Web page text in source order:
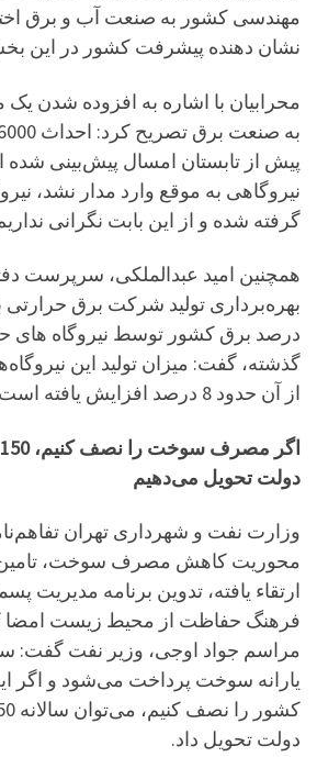
مهندسی کشور به صنعت آب و برق
نشان دهنده پیشرفت کشور در این
محرابیان با اشاره به افزوده شدن
پیش از تابستان امسال پیش‌بینی شده
نیروگاهی به موقع وارد مدار نشد،
گرفته شده و از این بابت نگرانی
همچنین امید عبدالملکی، سرپرست
درصد برق کشور توسط نیروگاه های
گذشته، گفت: میزان تولید این
از آن حدود 8 درصد افزایش یافته است.
دولت تحویل می‌دهیم
وزارت نفت و شهرداری تهران
محوریت کاهش مصرف سوخت،
ارتقاء یافته، تدوین برنامه مدیریت
فرهنگ حفاظت از محیط زیست امضا
یارانه سوخت پرداخت می‌شود و
دولت تحویل داد.